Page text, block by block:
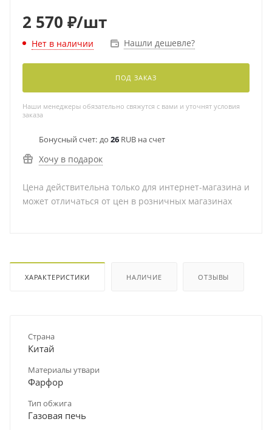
2 570 ₽/шт
Нет в наличии Нашли дешевле?
ПОД ЗАКАЗ
Наши менеджеры обязательно свяжутся с вами и уточнят условия
заказа
Бонусный счет: до 26 RUB на счет
Хочу в подарок
Цена действительна только для интернет-магазина и
может отличаться от цен в розничных магазинах
ХАРАКТЕРИСТИКИ НАЛИЧИЕ ОТЗЫВЫ
Страна
Китай
Материалы утвари
Фарфор
Тип обжига
Газовая печь